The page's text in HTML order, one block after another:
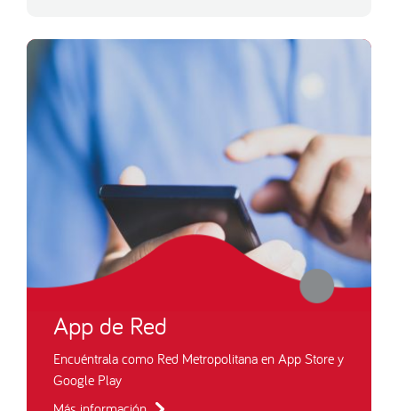
App de Red
Encuéntrala como Red Metropolitana en App Store y
Google Play